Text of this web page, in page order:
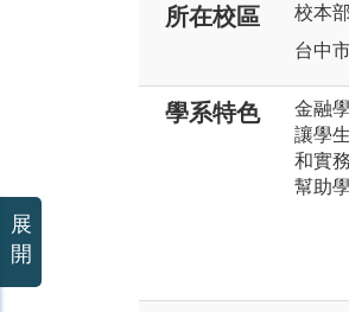
所在校區
校本部
台中
學系特色
金融
讓學
和實
幫助
展
開